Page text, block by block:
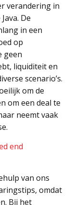
verandering in
De
in een
op
geen
liquiditeit en
scenario’s.
om de
om een deal te
neemt vaak
end
van ons
omdat
Bij het